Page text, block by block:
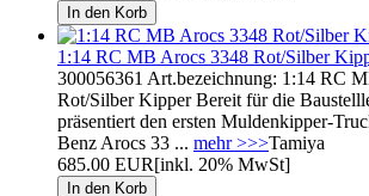
1:14 RC MB Arocs 3348 Rot/Silber
300056361 Art.bezeichnung: 1:14 RC
Rot/Silber Kipper Bereit für die
präsentiert den ersten Muldenkipper-
Benz Arocs 33 ... mehr >>>Tamiya
685.00 EUR[inkl. 20% MwSt]